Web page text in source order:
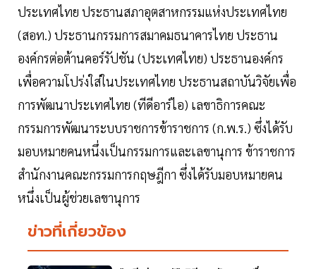
ประเทศไทย ประธานสภาอุตสาหกรรมแห่งประเทศไทย
(สอท.) ประธานกรรมการสมาคมธนาคารไทย ประธาน
องค์กรต่อต้านคอร์รัปชัน (ประเทศไทย) ประธานองค์กร
เพื่อความโปร่งใส่ในประเทศไทย ประธานสถาบันวิจัยเพื่อ
การพัฒนาประเทศไทย (ทีดีอาร์ไอ) เลขาธิการคณะ
กรรมการพัฒนาระบบราชการข้าราชการ (ก.พ.ร.) ซึ่งได้รับ
มอบหมายคนหนึ่งเป็นกรรมการและเลขานุการ ข้าราชการ
สำนักงานคณะกรรมการกฤษฎีกา ซึ่งได้รับมอบหมายคน
หนึ่งเป็นผู้ช่วยเลขานุการ
ข่าวที่เกี่ยวข้อง